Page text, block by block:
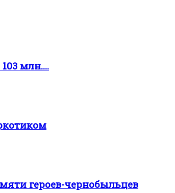
млн....
героев-чернобыльцев